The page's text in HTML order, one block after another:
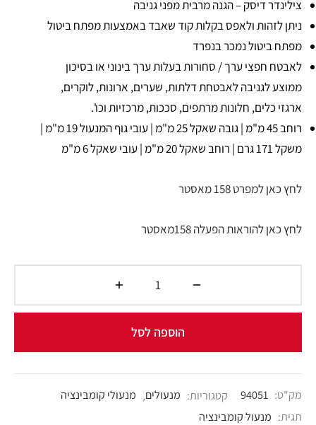
צילינדר דיסק – הגנה מרבית מפני גניבה
ניתן לזהות ולאפס בקלות קוד שאבד באמצעות מפתח ביטול
מפתח ביטול נמכר בנפרד
לאבטח חפצי ערך / סחורות בעלות ערך בינוני או בסיכון
ממוצע לגניבה לאבטחת דלתות, שערים, ארונות, לוקרים,
ארגזי כלים, חלונות מרתפים, סככות, מרכזיות וכו'.
רוחב 45 מ"מ | גובה שאקל 25 מ"מ | עובי גוף המנעול 19 מ"מ |
משקל 171 גרם | רוחב שאקל 20 מ"מ | עובי שאקל 6 מ"מ
לחץ כאן למפרט 158 מאסטר
לחץ כאן להוראות הפעלה 158מאסטר
הוספה לסל
מק"ט: 94051 קטגוריות: מנעולים, מנעולי קומבינציה
תגית: מנעול קומבינציה